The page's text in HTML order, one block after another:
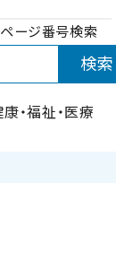
ページ番号検索
・福祉・医療